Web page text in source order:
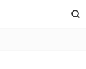
